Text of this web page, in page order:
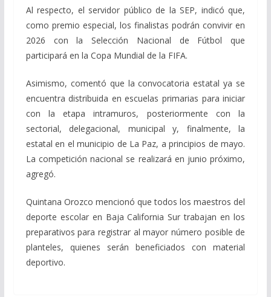
Al respecto, el servidor público de la SEP, indicó que,
como premio especial, los finalistas podrán convivir en
2026 con la Selección Nacional de Fútbol que
participará en la Copa Mundial de la FIFA.
Asimismo, comentó que la convocatoria estatal ya se
encuentra distribuida en escuelas primarias para iniciar
con la etapa intramuros, posteriormente con la
sectorial, delegacional, municipal y, finalmente, la
estatal en el municipio de La Paz, a principios de mayo.
La competición nacional se realizará en junio próximo,
agregó.
Quintana Orozco mencionó que todos los maestros del
deporte escolar en Baja California Sur trabajan en los
preparativos para registrar al mayor número posible de
planteles, quienes serán beneficiados con material
deportivo.